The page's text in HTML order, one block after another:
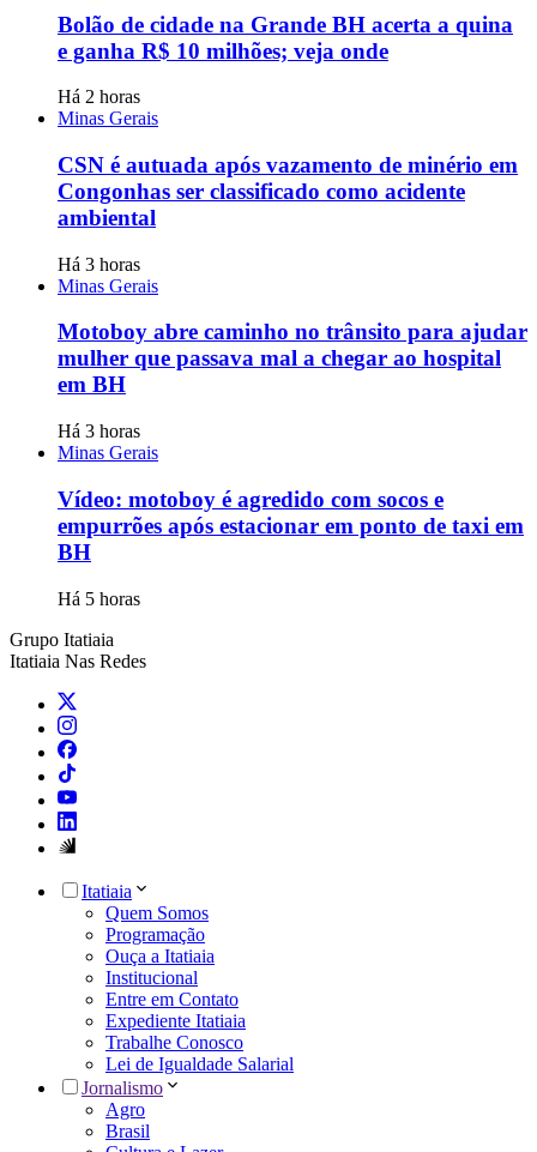
Bolão de cidade na Grande BH acerta a quina
e ganha R$ 10 milhões; veja onde
Há 2 horas
Minas Gerais
CSN é autuada após vazamento de minério em
Congonhas ser classificado como acidente
ambiental
Há 3 horas
Minas Gerais
Motoboy abre caminho no trânsito para ajudar
mulher que passava mal a chegar ao hospital
em BH
Há 3 horas
Minas Gerais
Vídeo: motoboy é agredido com socos e
empurrões após estacionar em ponto de taxi em
BH
Há 5 horas
Grupo Itatiaia
Itatiaia Nas Redes
Itatiaia
Quem Somos
Programação
Ouça a Itatiaia
Institucional
Entre em Contato
Expediente Itatiaia
Trabalhe Conosco
Lei de Igualdade Salarial
Jornalismo
Agro
Brasil